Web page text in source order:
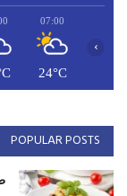
07:00
24°C
›
POPULAR POSTS